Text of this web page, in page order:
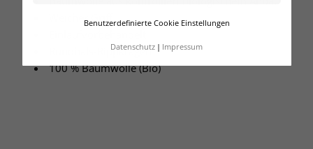
Benutzerdefinierte Cookie Einstellungen
Datenschutz Impressum
Weicher Griff
Rundhals-Rippkragen
100 % Baumwolle (Bio)